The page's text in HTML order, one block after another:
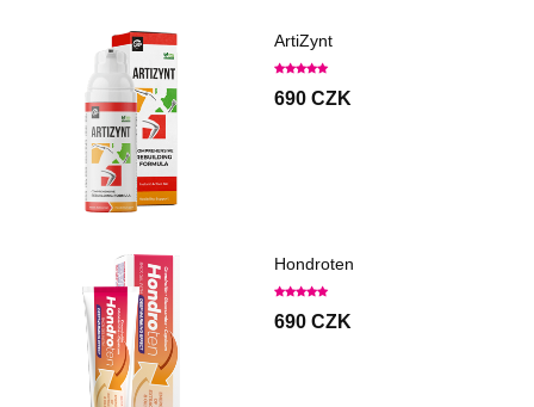
ArtiZynt
690 CZK
Hondroten
690 CZK